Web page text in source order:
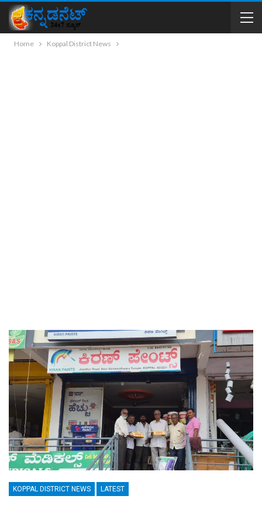
Home Koppal District News
KOPPAL DISTRICT NEWS LATEST